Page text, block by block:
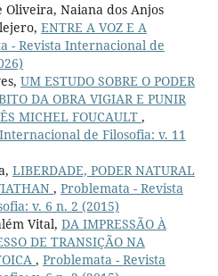
Oliveira, Naiana dos Anjos
ENTRE A VOZ E A
- Revista Internacional de
UM ESTUDO SOBRE O PODER
DA OBRA VIGIAR E PUNIR
MICHEL FOUCAULT ,
de Filosofia: v. 11
LIBERDADE, PODER NATURAL
, Problemata - Revista
v. 6 n. 2 (2015)
Vital, DA IMPRESSÃO À
DE TRANSIÇÃO NA
, Problemata - Revista